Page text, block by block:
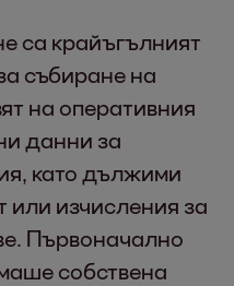
са крайъгълният
събиране на
на оперативния
данни за
като дължими
или изчисления за
Първоначално
собствена